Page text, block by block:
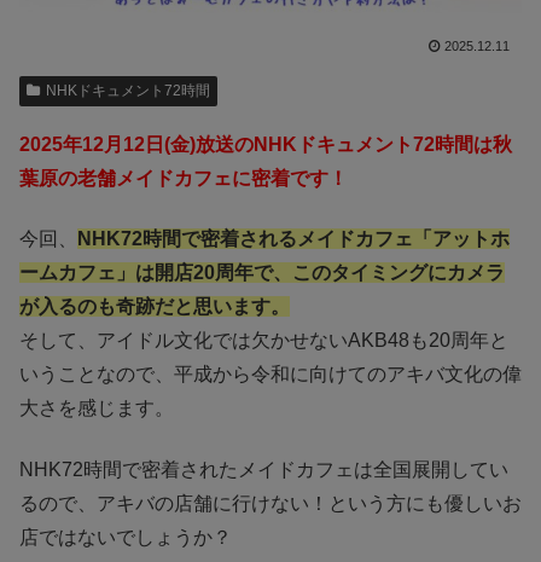
2025.12.11
NHKドキュメント72時間
2025年12月12日(金)放送のNHKドキュメント72時間は秋
葉原の老舗メイドカフェに密着です！
今回、
NHK72時間で密着されるメイドカフェ「アットホ
ームカフェ」は開店20周年で、このタイミングにカメラ
が入るのも奇跡だと思います。
そして、アイドル文化では欠かせないAKB48も20周年と
いうことなので、平成から令和に向けてのアキバ文化の偉
大さを感じます。
NHK72時間で密着されたメイドカフェは全国展開してい
るので、アキバの店舗に行けない！という方にも優しいお
店ではないでしょうか？